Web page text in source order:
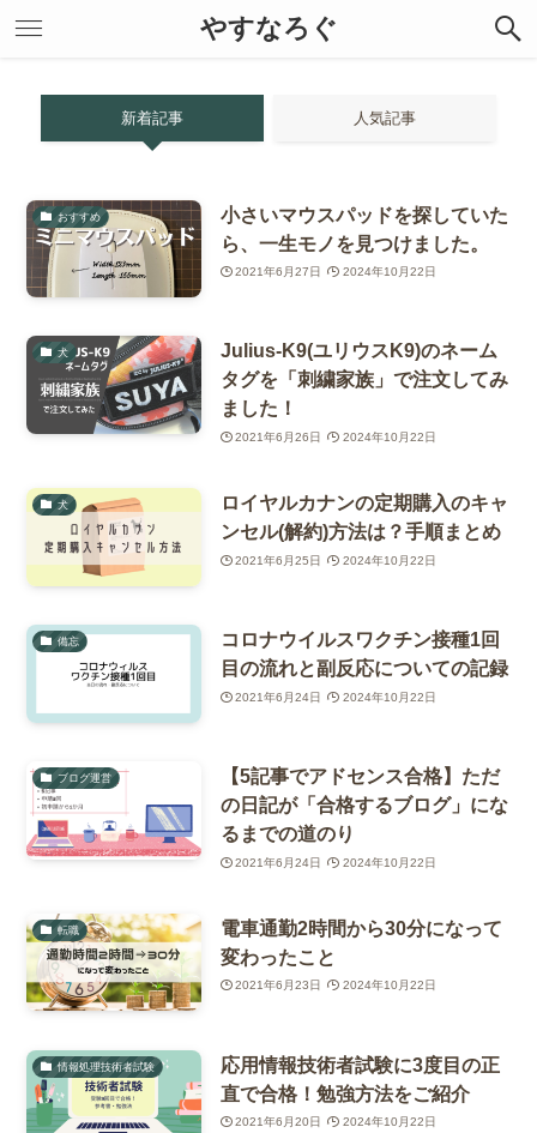
やすなろぐ
新着記事 人気記事
おすすめ
小さいマウスパッドを探していた
ら、一生モノを見つけました。
2021年6月27日 2024年10月22日
犬
Julius-K9(ユリウスK9)のネーム
タグを「刺繍家族」で注文してみ
ました！
2021年6月26日 2024年10月22日
犬
ロイヤルカナンの定期購入のキャ
ンセル(解約)方法は？手順まとめ
2021年6月25日 2024年10月22日
備忘
コロナウイルスワクチン接種1回
目の流れと副反応についての記録
2021年6月24日 2024年10月22日
ブログ運営
【5記事でアドセンス合格】ただ
の日記が「合格するブログ」にな
るまでの道のり
2021年6月24日 2024年10月22日
転職
電車通勤2時間から30分になって
変わったこと
2021年6月23日 2024年10月22日
情報処理技術者試験
応用情報技術者試験に3度目の正
直で合格！勉強方法をご紹介
2021年6月20日 2024年10月22日